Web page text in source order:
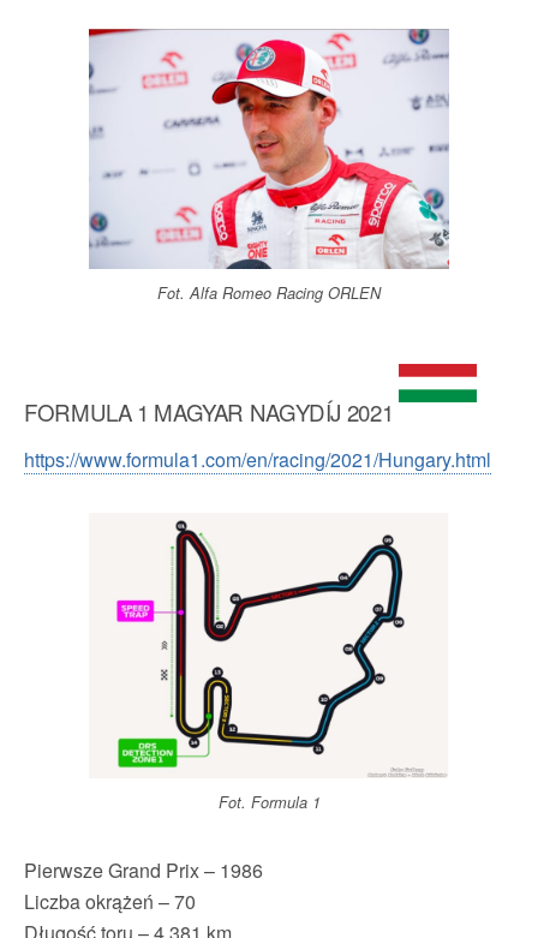
Fot. Alfa Romeo Racing ORLEN
FORMULA 1 MAGYAR NAGYDÍJ 2021
https://www.formula1.com/en/racing/2021/Hungary.html
Fot. Formula 1
Pierwsze Grand Prix – 1986
Liczba okrążeń – 70